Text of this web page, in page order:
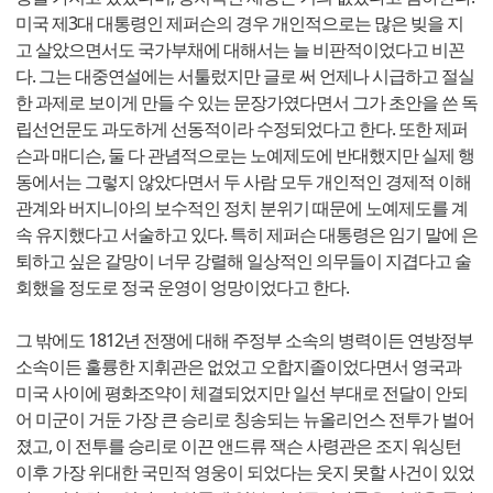
미국 제3대 대통령인 제퍼슨의 경우 개인적으로는 많은 빚을 지
고 살았으면서도 국가부채에 대해서는 늘 비판적이었다고 비꼰
다. 그는 대중연설에는 서툴렀지만 글로 써 언제나 시급하고 절실
한 과제로 보이게 만들 수 있는 문장가였다면서 그가 초안을 쓴 독
립선언문도 과도하게 선동적이라 수정되었다고 한다. 또한 제퍼
슨과 매디슨, 둘 다 관념적으로는 노예제도에 반대했지만 실제 행
동에서는 그렇지 않았다면서 두 사람 모두 개인적인 경제적 이해
관계와 버지니아의 보수적인 정치 분위기 때문에 노예제도를 계
속 유지했다고 서술하고 있다. 특히 제퍼슨 대통령은 임기 말에 은
퇴하고 싶은 갈망이 너무 강렬해 일상적인 의무들이 지겹다고 술
회했을 정도로 정국 운영이 엉망이었다고 한다.
그 밖에도 1812년 전쟁에 대해 주정부 소속의 병력이든 연방정부
소속이든 훌륭한 지휘관은 없었고 오합지졸이었다면서 영국과
미국 사이에 평화조약이 체결되었지만 일선 부대로 전달이 안되
어 미군이 거둔 가장 큰 승리로 칭송되는 뉴올리언스 전투가 벌어
졌고, 이 전투를 승리로 이끈 앤드류 잭슨 사령관은 조지 워싱턴
이후 가장 위대한 국민적 영웅이 되었다는 웃지 못할 사건이 있었